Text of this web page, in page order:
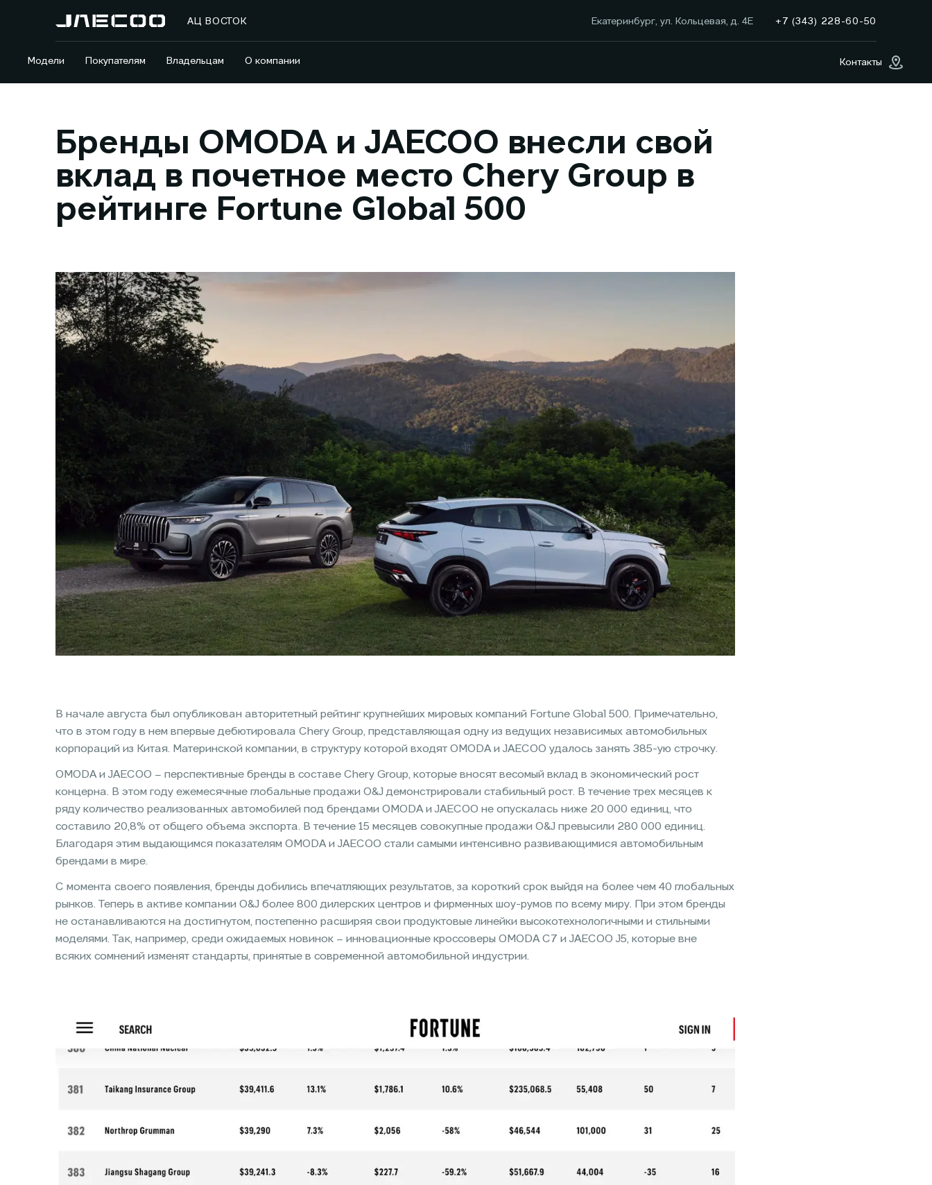
АЦ ВОСТОК Екатеринбург, ул. Кольцевая, д. 4Е +7 (343) 228-60-50
Модели Покупателям Владельцам О компании Контакты
Бренды OMODA и JAECOO внесли свой
вклад в почетное место Chery Group в
рейтинге Fortune Global 500
В начале августа был опубликован авторитетный рейтинг крупнейших мировых компаний Fortune Global 500. Примечательно,
что в этом году в нем впервые дебютировала Chery Group, представляющая одну из ведущих независимых автомобильных
корпораций из Китая. Материнской компании, в структуру которой входят OMODA и JAECOO удалось занять 385-ую строчку.
OMODA и JAECOO – перспективные бренды в составе Chery Group, которые вносят весомый вклад в экономический рост
концерна. В этом году ежемесячные глобальные продажи O&J демонстрировали стабильный рост. В течение трех месяцев к
ряду количество реализованных автомобилей под брендами OMODA и JAECOO не опускалась ниже 20 000 единиц, что
составило 20,8% от общего объема экспорта. В течение 15 месяцев совокупные продажи O&J превысили 280 000 единиц.
Благодаря этим выдающимся показателям OMODA и JAECOO стали самыми интенсивно развивающимися автомобильным
брендами в мире.
С момента своего появления, бренды добились впечатляющих результатов, за короткий срок выйдя на более чем 40 глобальных
рынков. Теперь в активе компании O&J более 800 дилерских центров и фирменных шоу-румов по всему миру. При этом бренды
не останавливаются на достигнутом, постепенно расширяя свои продуктовые линейки высокотехнологичными и стильными
моделями. Так, например, среди ожидаемых новинок – инновационные кроссоверы OMODA C7 и JAECOO J5, которые вне
всяких сомнений изменят стандарты, принятые в современной автомобильной индустрии.